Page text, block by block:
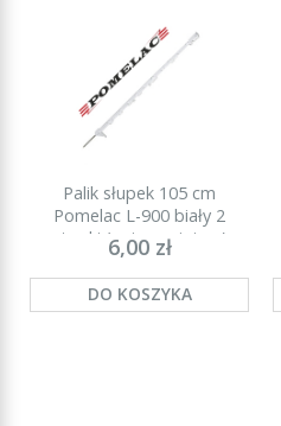
Palik słupek 105 cm
Pomelac L-900 biały 2
stopki (najmocniejszy)
6,00 zł
DO KOSZYKA